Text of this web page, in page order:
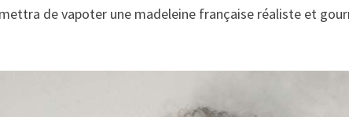
de vapoter une madeleine française réaliste et